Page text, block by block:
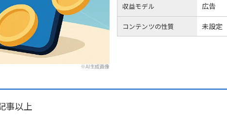
※AI生成画像
収益モデル 広告
コンテンツの性質 未設定
事以上